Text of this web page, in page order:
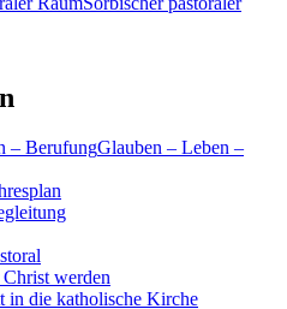
Glauben – Leben –
werden
in die katholische Kirche